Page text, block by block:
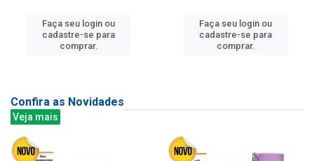
Faça seu login ou
cadastre-se para
comprar.
Faça seu login ou
cadastre-se para
comprar.
Confira as Novidades
Veja mais